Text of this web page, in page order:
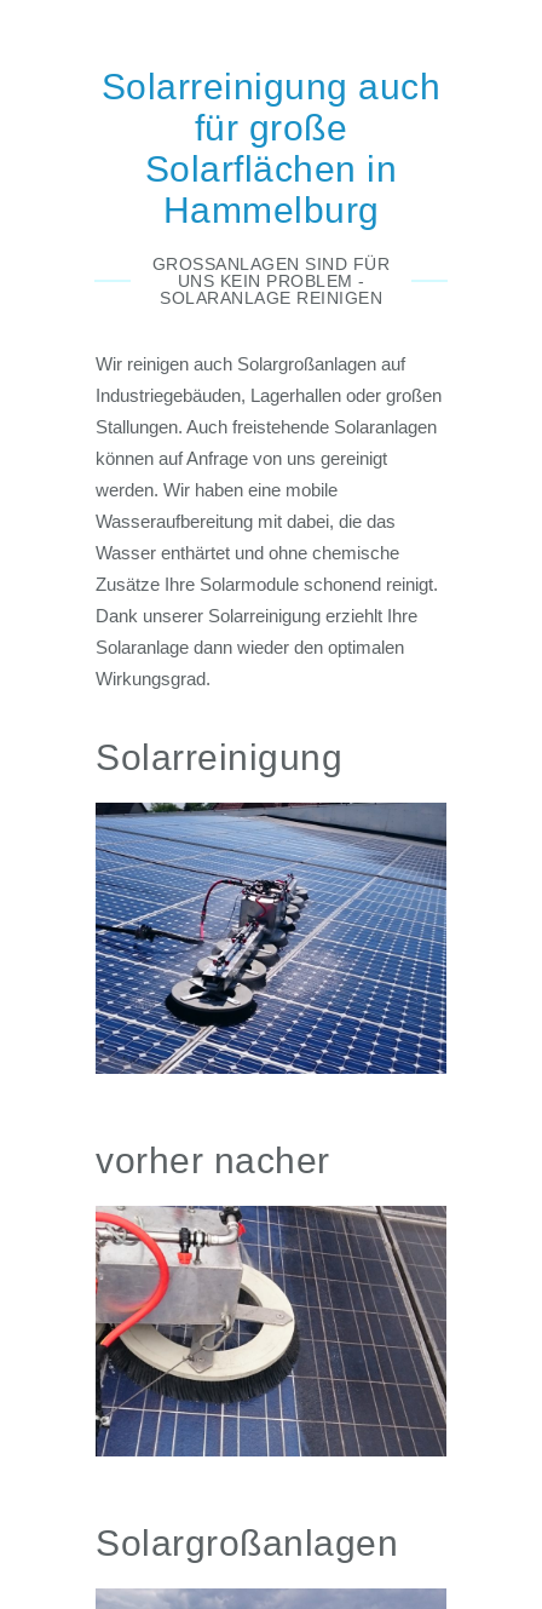
Solarreinigung auch
für große
Solarflächen in
Hammelburg
GROSSANLAGEN SIND FÜR U
NS KEIN PROBLEM - S
OLARANLAGE REINIGEN
Wir reinigen auch Solargroßanlagen auf
Industriegebäuden, Lagerhallen oder großen
Stallungen. Auch freistehende Solaranlagen
können auf Anfrage von uns gereinigt
werden. Wir haben eine mobile
Wasseraufbereitung mit dabei, die das
Wasser enthärtet und ohne chemische
Zusätze Ihre Solarmodule schonend reinigt.
Dank unserer Solarreinigung erziehlt Ihre
Solaranlage dann wieder den optimalen
Wirkungsgrad.
Solarreinigung
vorher nacher
Solargroßanlagen